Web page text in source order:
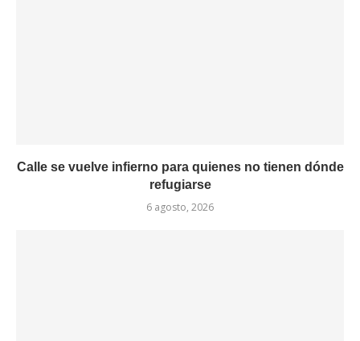
Calle se vuelve infierno para quienes no tienen dónde
refugiarse
6 agosto, 2026